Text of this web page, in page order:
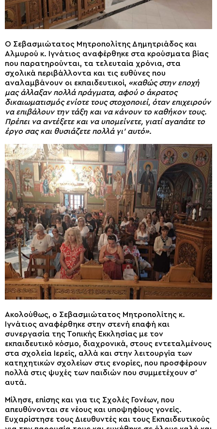
Ο Σεβασμιώτατος Μητροπολίτης Δημητριάδος και
Αλμυρού κ. Ιγνάτιος αναφέρθηκε στα κρούσματα βίας
που παρατηρούνται, τα τελευταία χρόνια, στα
σχολικά περιβάλλοντα και τις ευθύνες που
αναλαμβάνουν οι εκπαιδευτικοί, «καθώς στην εποχή
μας άλλαξαν πολλά πράγματα, αφού ο άκρατος
δικαιωματισμός ενίοτε τους στοχοποιεί, όταν επιχειρούν
να επιβάλουν την τάξη και να κάνουν το καθήκον τους.
Πρέπει να αντέξετε και να υπομείνετε, γιατί αγαπάτε το
έργο σας και θυσιάζετε πολλά γι’ αυτό».
Ακολούθως, ο Σεβασμιώτατος Μητροπολίτης κ.
Ιγνάτιος αναφέρθηκε στην στενή επαφή και
συνεργασία της Τοπικής Εκκλησίας με τον
εκπαιδευτικό κόσμο, διαχρονικά, στους εντεταλμένους
στα σχολεία Ιερείς, αλλά και στην λειτουργία των
κατηχητικών σχολείων στις ενορίες, που προσφέρουν
πολλά στις ψυχές των παιδιών που συμμετέχουν σ’
αυτά.
Μίλησε, επίσης και για τις Σχολές Γονέων, που
απευθύνονται σε νέους και υποψηφίους γονείς.
Ευχαρίστησε τους Διευθυντές και τους Εκπαιδευτικούς